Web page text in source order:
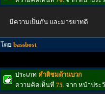
มีความเป็นกัน และมารยาทดี
โดย bassbost
ประเภท คำติชมด้านบวก
ความคิดเห็นที่ 75. จาก หน้าประ